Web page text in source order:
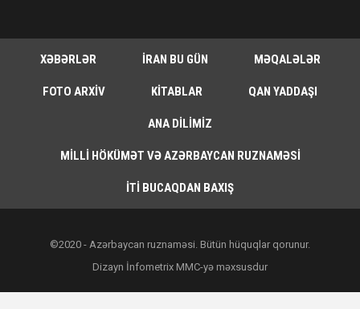
XƏBƏRLƏR İRAN BU GÜN MƏQALƏLƏR
FOTO ARXIV KITABLAR QAN YADDAŞI
ANA DILIMIZ
MILLI HÖKÜMƏT VƏ AZƏRBAYCAN RUZNAMƏSI
İTI BUCAQDAN BAXIŞ
©2020 - Azərbaycan ruznaməsi. Bütün hüquqlar qorunur.
Dizayn İnfometrix MMC-yə məxsusdur